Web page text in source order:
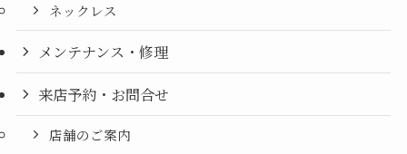
ネックレス
メンテナンス・修理
来店予約・お問合せ
店舗のご案内